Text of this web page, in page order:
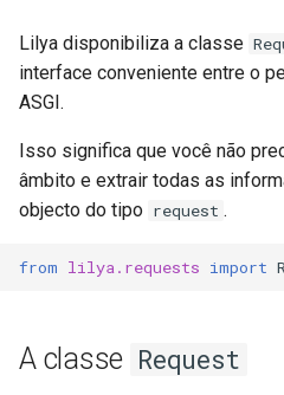
t
e
p
a
a
n
Nota
Atributos
Método
URL
Cabeçalho
Parâmetros de URL
Lifespan
Middleware
Permissões
Dependency Injection
Observables
Cliente de Teste
Utilizar o docker
Forms and Body Inference
Server-Sent Events (SSE)
CQRS (Command Query
Responsibility Segregation)
Schedulers
Lilya disponibiliza a classe
interface conveniente entre o
ASGI.
Isso significa que você não
âmbito e extrair todas as
objecto do tipo request .
from lilya.requests import
A classe Request